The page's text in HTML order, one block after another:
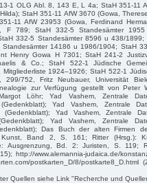
1 OLG Abl. 8, 143 E, L 4a; StaH 351-11
StaH 351-11 AfW 3670 (Gowa,
11 AfW 23953 (Gowa, Ferdinand
F 789; StaH 332-5 Standesämter
332-5 Standesämter 8596 u 438/1899;
14186 u 1986/1904; StaH
Henry Gowa H 7301; StaH 241-2
& Co.; StaH 522-1 Jüdische
Mitgliederliste 1924–1926; StaH 522-1
752, Fritz Neubauer, Universität
zur Verfügung gestellt von Peter
Löhr; Yad Vashem, Zentrale
Yad Vashem, Zentrale
(Gedenkblatt); Yad Vashem, Zentrale
Yad Vashem, Zentrale
Das Buch der alten Firmen
Band 2, S. 161; Ritter (Hrsg.):
Ausgrenzung, Bd. 2: Juristen, S. 119;
http://www.alemannia-judaica.de/
postkarten_D/8/postkarte8_D.html
Quellen siehe Link "Recherche und